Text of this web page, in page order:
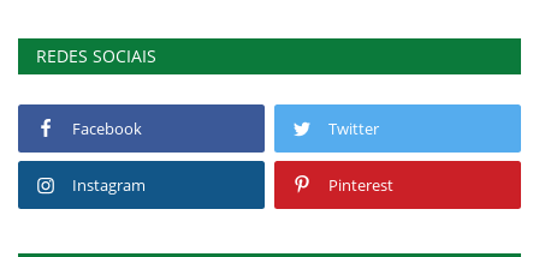
REDES SOCIAIS
Facebook Twitter
Instagram Pinterest